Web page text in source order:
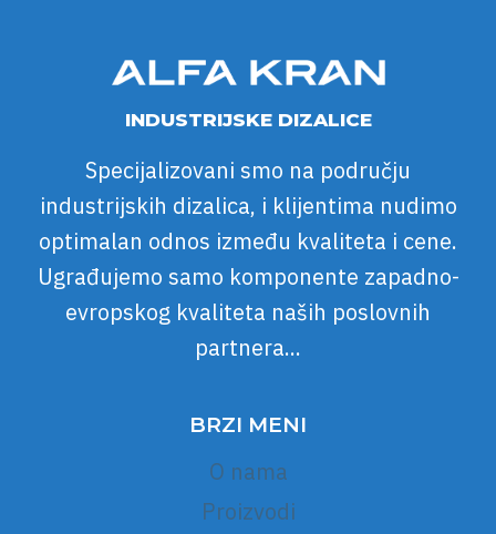
INDUSTRIJSKE DIZALICE
Specijalizovani smo na području
industrijskih dizalica, i klijentima nudimo
optimalan odnos između kvaliteta i cene.
Ugrađujemo samo komponente zapadno-
evropskog kvaliteta naših poslovnih
partnera...
BRZI MENI
O nama
Proizvodi